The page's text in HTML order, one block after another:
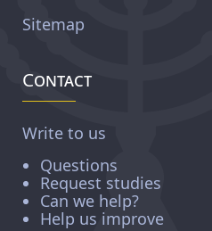
Sitemap
Contact
Write to us
Questions
Request studies
Can we help?
Help us improve